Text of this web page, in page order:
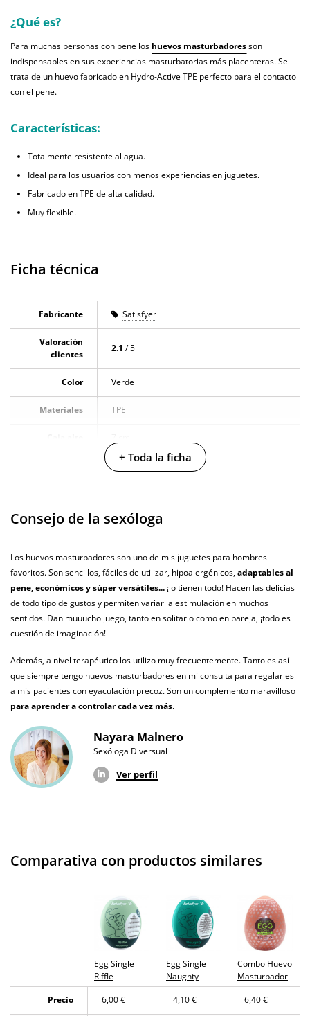
¿Qué es?
Para muchas personas con pene los huevos masturbadoresson
indispensables en sus experiencias masturbatorias más placenteras. Se
trata de un huevo fabricado en Hydro-Active TPE perfecto para el contacto
con el pene.
Características:
Totalmente resistente al agua.
Ideal para los usuarios con menos experiencias en juguetes.
Fabricado en TPE de alta calidad.
Muy flexible.
Ficha técnica
Fabricante Satisfyer
Valoración
clientes
2.1 / 5
Color Verde
Materiales TPE
Caja peso 0.045 Kg
agua
100% sumergible
Producto
vegano
No testado en
animales
Envío discreto Paquete discreto y sin distintivos
Garantías 3 años de garantía
Producto
original
¿Cuándo lo
recibo?
El en 24 horas hábiles (fecha estimada)
+ Toda la ficha
Consejo de la sexóloga
Los huevos masturbadores son uno de mis juguetes para hombres
favoritos. Son sencillos, fáciles de utilizar, hipoalergénicos,adaptables al
pene, económicos y súper versátiles... ¡lo tienen todo! Hacen las delicias
de todo tipo de gustos y permiten variar la estimulación en muchos
sentidos. Dan muuucho juego, tanto en solitario como en pareja, ¡todo es
cuestión de imaginación!
Además, a nivel terapéutico los utilizo muy frecuentemente. Tanto es así
que siempre tengo huevos masturbadores en mi consulta para regalarles
a mis pacientes con eyaculación precoz. Son un complemento maravilloso
para aprender a controlar cada vez más.
Nayara Malnero
Sexóloga Diversual
Ver perfil
Comparativa con productos similares
Egg Single
Riffle
Egg Single
Naughty
Combo Huevo
Masturbador
Precio
6,00 € 4,10 € 6,40 €